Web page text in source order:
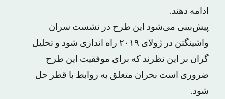
ادامه دهند.
پیش‌بینی می‌شود این طرح در نشست سران
واشینگتن در ژولای ۲۰۱۹ راه اندازی شود و تحلیل
گران بر این نظرند که برای موفقیت این طرح
ضروری است بحران متعلق به روابط با قطر حل
شود.